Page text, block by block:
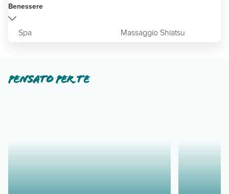
Benessere
Spa Massaggio Shiatsu
Pensato per te